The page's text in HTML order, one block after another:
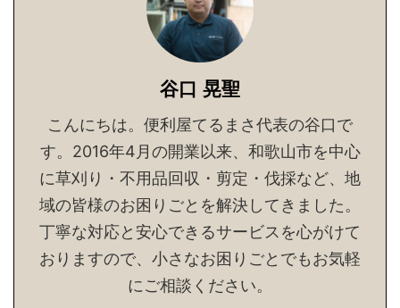
谷口 晃聖
こんにちは。便利屋てるまさ代表の谷口で
す。2016年4月の開業以来、和歌山市を中心
に草刈り・不用品回収・剪定・伐採など、地
域の皆様のお困りごとを解決してきました。
丁寧な対応と安心できるサービスを心がけて
おりますので、小さなお困りごとでもお気軽
にご相談ください。